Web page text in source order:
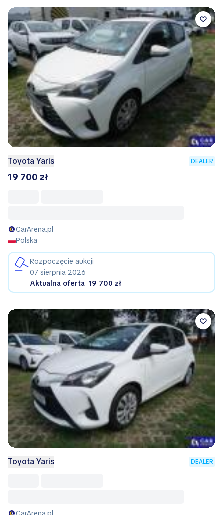
Toyota Yaris DEALER
19 700 zł
CarArena.pl
Polska
Rozpoczęcie aukcji
07 sierpnia 2026
Aktualna oferta 19 700 zł
Toyota Yaris DEALER
CarArena.pl